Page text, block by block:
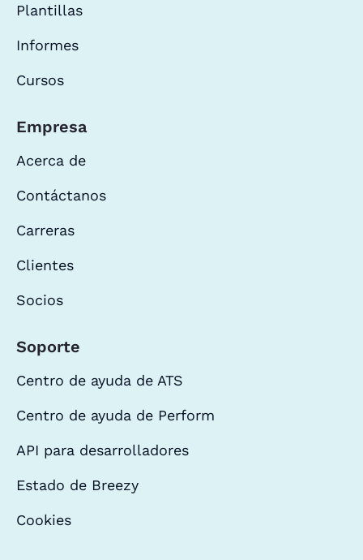
Plantillas
Informes
Cursos
Empresa
Acerca de
Contáctanos
Carreras
Clientes
Socios
Soporte
Centro de ayuda de ATS
Centro de ayuda de Perform
API para desarrolladores
Estado de Breezy
Cookies